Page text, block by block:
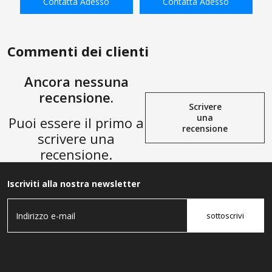
Commenti dei clienti
Ancora nessuna
recensione.
Puoi essere il primo a
scrivere una
recensione.
Scrivere
una
recensione
Iscriviti alla nostra newsletter
sottoscrivi